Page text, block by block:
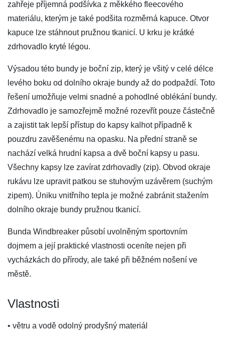
zahřeje příjemná podšívka z měkkého fleecového
materiálu, kterým je také podšita rozměrná kapuce. Otvor
kapuce lze stáhnout pružnou tkanicí. U krku je krátké
zdrhovadlo kryté légou.
Výsadou této bundy je boční zip, který je všitý v celé délce
levého boku od dolního okraje bundy až do podpaždí. Toto
řešení umožňuje velmi snadné a pohodlné oblékání bundy.
Zdrhovadlo je samozřejmě možné rozevřít pouze částečně
a zajistit tak lepší přístup do kapsy kalhot případně k
pouzdru zavěšenému na opasku. Na přední straně se
nachází velká hrudní kapsa a dvě boční kapsy u pasu.
Všechny kapsy lze zavírat zdrhovadly (zip). Obvod okraje
rukávu lze upravit patkou se stuhovým uzávěrem (suchým
zipem). Úniku vnitřního tepla je možné zabránit stažením
dolního okraje bundy pružnou tkanicí.
Bunda Windbreaker působí uvolněným sportovním
dojmem a její praktické vlastnosti oceníte nejen při
vycházkách do přírody, ale také při běžném nošení ve
městě.
Vlastnosti
• větru a vodě odolný prodyšný materiál